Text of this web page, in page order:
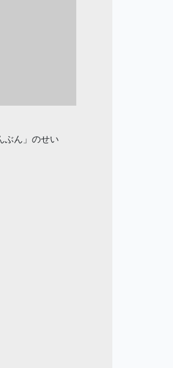
ぶん」のせい